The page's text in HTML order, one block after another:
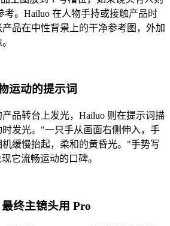
考。Hailuo 在人物手持或接触产品时
品在中性背景上的干净参考图，外加
运动的提示词
产品转台上发光，Hailuo 则在提示词描
发光。"一只手从画面右侧伸入，手
缓慢抬起，柔和的黄昏光。"手势写
它流畅运动的口碑。
终主镜头用 Pro